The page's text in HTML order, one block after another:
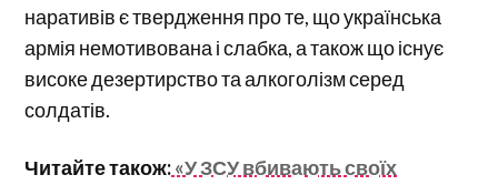
наративів є твердження про те, що українська
армія немотивована і слабка, а також що існує
високе дезертирство та алкоголізм серед
солдатів.
Читайте також:«У ЗСУ вбивають своїх